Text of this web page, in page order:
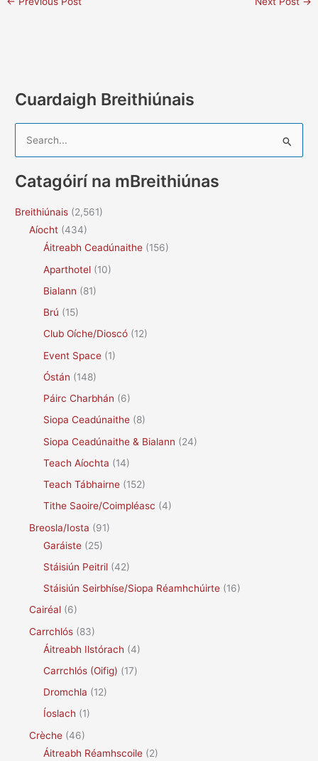
Cuardaigh Breithiúnais
r
c
Catagóirí na mBreithiúnas
Breithiúnais (2,561)
Aíocht (434)
Áitreabh Ceadúnaithe (156)
Aparthotel (10)
Bialann (81)
Brú (15)
Club Oíche/Dioscó (12)
Event Space (1)
Óstán (148)
Páirc Charbhán (6)
Siopa Ceadúnaithe (8)
Siopa Ceadúnaithe & Bialann (24)
Teach Aíochta (14)
Teach Tábhairne (152)
Tithe Saoire/Coimpléasc (4)
Breosla/Iosta (91)
Garáiste (25)
Stáisiún Peitril (42)
Stáisiún Seirbhíse/Siopa Réamhchúirte (16)
Cairéal (6)
Carrchlós (83)
Áitreabh Ilstórach (4)
Carrchlós (Oifig) (17)
Dromchla (12)
Íoslach (1)
Crèche (46)
Áitreabh Réamhscoile (2)